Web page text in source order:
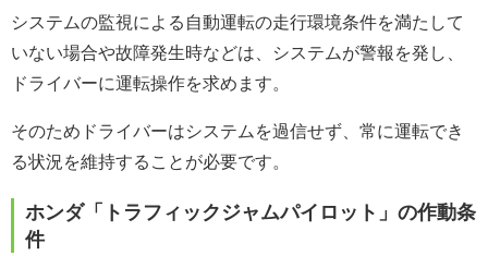
システムの監視による自動運転の走行環境条件を満たして
いない場合や故障発生時などは、システムが警報を発し、
ドライバーに運転操作を求めます。
そのためドライバーはシステムを過信せず、常に運転でき
る状況を維持することが必要です。
ホンダ「トラフィックジャムパイロット」の作動条
件